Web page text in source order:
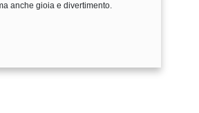
anche gioia e divertimento.